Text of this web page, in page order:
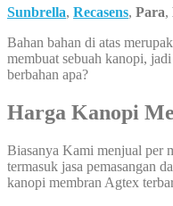
Sunbrella, Recasens, Para,
Bahan bahan di atas
membuat sebuah kanopi,
berbahan apa?
Harga Kanopi
Biasanya Kami menjual per
termasuk jasa pemasangan
kanopi membran Agtex